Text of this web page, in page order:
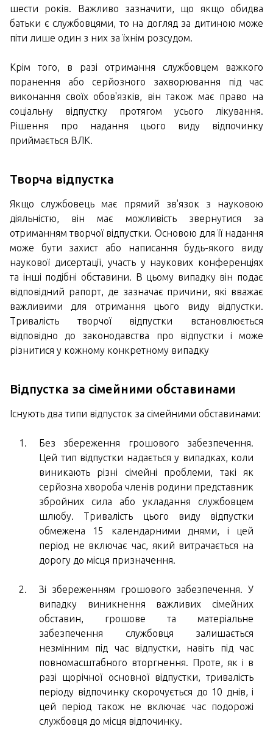
шести років. Важливо зазначити, що якщо обидва
батьки є службовцями, то на догляд за дитиною може
піти лише один з них за їхнім розсудом.
Крім того, в разі отримання службовцем важкого
поранення або серйозного захворювання під час
виконання своїх обов'язків, він також має право на
соціальну відпустку протягом усього лікування.
Рішення про надання цього виду відпочинку
приймається ВЛК.
Творча відпустка
Якщо службовець має прямий зв'язок з науковою
діяльністю, він має можливість звернутися за
отриманням творчої відпустки. Основою для її надання
може бути захист або написання будь-якого виду
наукової дисертації, участь у наукових конференціях
та інші подібні обставини. В цьому випадку він подає
відповідний рапорт, де зазначає причини, які вважає
важливими для отримання цього виду відпустки.
Тривалість творчої відпустки встановлюється
відповідно до законодавства про відпустки і може
різнитися у кожному конкретному випадку
Відпустка за сімейними обставинами
Існують два типи відпусток за сімейними обставинами:
Без збереження грошового забезпечення.
Цей тип відпустки надається у випадках, коли
виникають різні сімейні проблеми, такі як
серйозна хвороба членів родини представник
збройних сила або укладання службовцем
шлюбу. Тривалість цього виду відпустки
обмежена 15 календарними днями, і цей
період не включає час, який витрачається на
дорогу до місця призначення.
Зі збереженням грошового забезпечення. У
випадку виникнення важливих сімейних
обставин, грошове та матеріальне
забезпечення службовця залишається
незмінним під час відпустки, навіть під час
повномасштабного вторгнення. Проте, як і в
разі щорічної основної відпустки, тривалість
періоду відпочинку скорочується до 10 днів, і
цей період також не включає час подорожі
службовця до місця відпочинку.